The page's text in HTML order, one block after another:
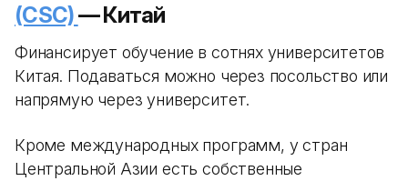
(CSC)— Китай
Финансирует обучение в сотнях университетов
Китая. Подаваться можно через посольство или
напрямую через университет.
Кроме международных программ, у стран
Центральной Азии есть собственные